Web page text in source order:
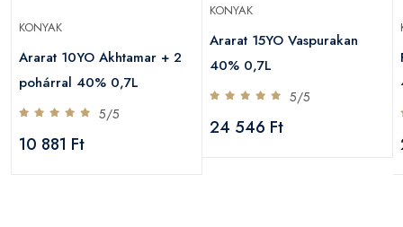
KONYAK
Ararat 10YO Akhtamar + 2
pohárral 40% 0,7L
5/5
10 881 Ft
KONYAK
Ararat 15YO Vaspurakan
40% 0,7L
5/5
24 546 Ft